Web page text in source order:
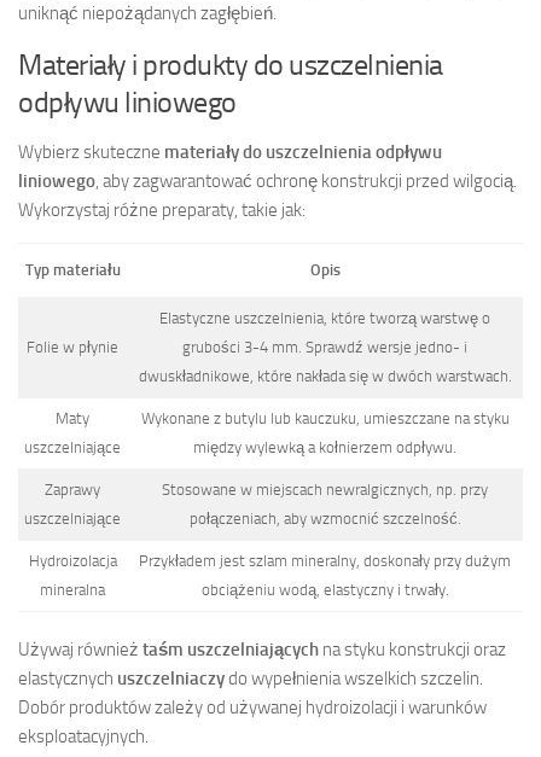
uniknąć niepożądanych zagłębień.
Materiały i produkty do uszczelnienia
odpływu liniowego
Wybierz skuteczne materiały do uszczelnienia odpływu
liniowego , aby zagwarantować ochronę konstrukcji przed wilgocią.
Wykorzystaj różne preparaty, takie jak:
Typ materiału Opis
Folie w płynie
Elastyczne uszczelnienia, które tworzą warstwę o
grubości 3-4 mm. Sprawdź wersje jedno- i
dwuskładnikowe, które nakłada się w dwóch warstwach.
Maty
uszczelniające
Wykonane z butylu lub kauczuku, umieszczane na styku
między wylewką a kołnierzem odpływu.
Zaprawy
uszczelniające
Stosowane w miejscach newralgicznych, np. przy
połączeniach, aby wzmocnić szczelność.
Hydroizolacja
mineralna
Przykładem jest szlam mineralny, doskonały przy dużym
obciążeniu wodą, elastyczny i trwały.
Używaj również taśm uszczelniających na styku konstrukcji oraz
elastycznych uszczelniaczydo wypełnienia wszelkich szczelin.
Dobór produktów zależy od używanej hydroizolacji i warunków
eksploatacyjnych.